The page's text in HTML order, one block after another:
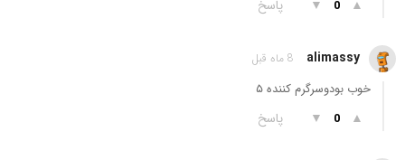
▲
0
▼ پاسخ
alimassy 8 ماه قبل
خوب بودوسرگرم کننده ۵
▲
0
▼ پاسخ